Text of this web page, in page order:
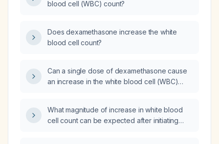
blood cell (WBC) count?
Does dexamethasone increase the white
blood cell count?
Can a single dose of dexamethasone cause
an increase in the white blood cell (WBC)
What magnitude of increase in white blood
cell count can be expected after initiating